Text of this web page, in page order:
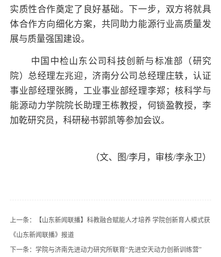
实质性合作奠定了良好基础。下一步，双方将就具
体合作方向细化方案，共同助力能源行业高质量发
展与质量强国建设。
中国中检山东公司科技创新与标准部（研究
院）总经理左兆迎，济南分公司总经理庄轶，认证
事业部经理张腾，工业事业部经理李郑；核科学与
能源动力学院院长助理王栋教授，何锁盈教授，李
加乾研究员，科研秘书郭凯等参加会议。
（文、图/李月，审核/李永卫）
上一条：
【山东新闻联播】科教融合赋能人才培养 学院创新育人模式获
《山东新闻联播》报道
下一条： 学院与济南先进动力研究所联育“先进空天动力创新训练营”